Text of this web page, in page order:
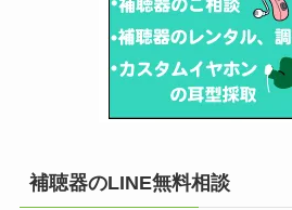
補聴器のLINE無料相談